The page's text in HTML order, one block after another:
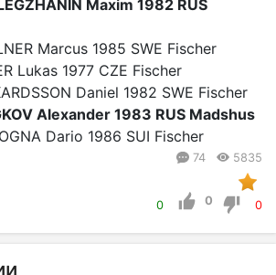
Maxim 1982 RUS
Marcus 1985 SWE Fischer
Lukas 1977 CZE Fischer
Daniel 1982 SWE Fischer
Alexander 1983 RUS Madshus
Dario 1986 SUI Fischer
74 5835
0 0 0